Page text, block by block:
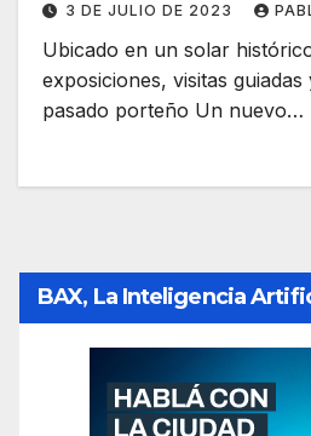
3 DE JULIO DE 2023
Ubicado en un solar
exposiciones, visitas
pasado porteño Un nuevo…
BAX, La Inteligencia